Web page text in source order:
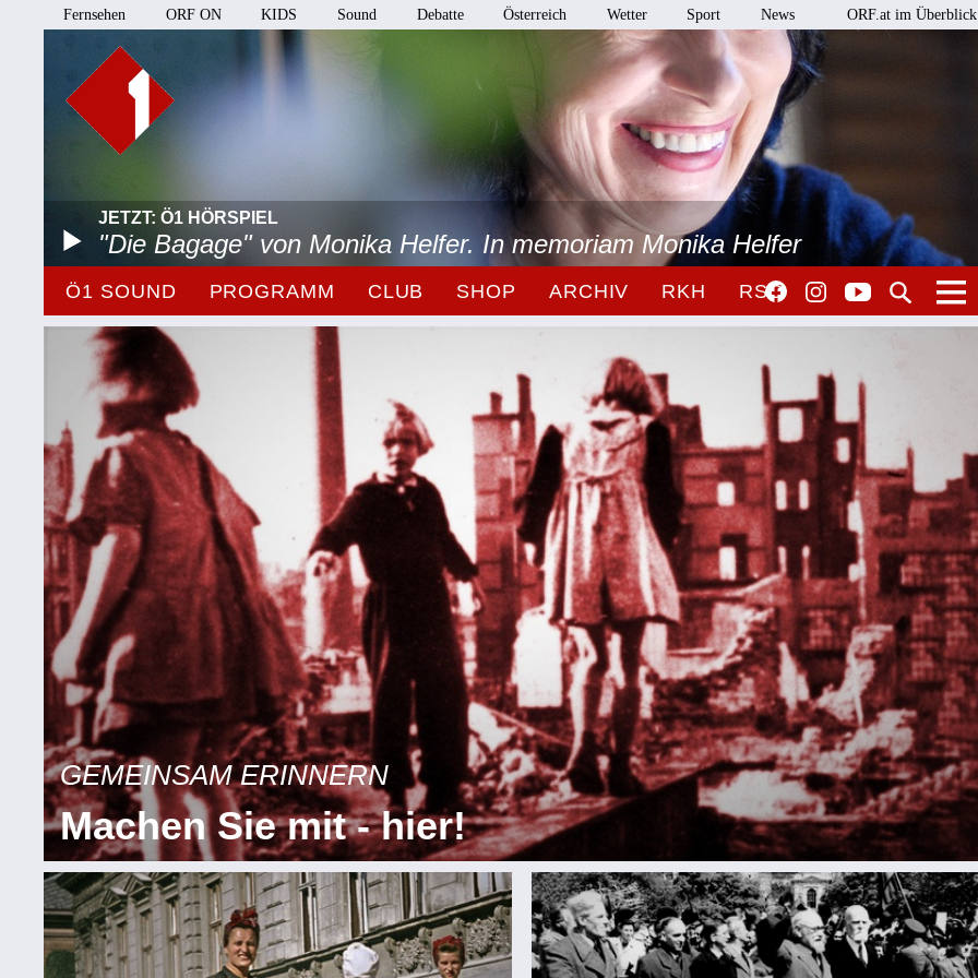
Fernsehen ORF ON KIDS Sound Debatte Österreich Wetter Sport News ORF.at im Überblick
JETZT: Ö1 HÖRSPIEL
"Die Bagage" von Monika Helfer. In memoriam Monika Helfer
Ö1 SOUND PROGRAMM CLUB SHOP ARCHIV RKH RSO
GEMEINSAM ERINNERN
Machen Sie mit - hier!